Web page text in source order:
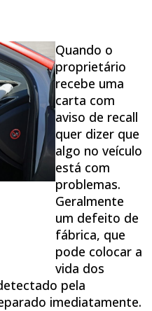
Quando o
proprietário
recebe uma
carta com
aviso de recall
quer dizer que
algo no veículo
está com
problemas.
Geralmente
um defeito de
fábrica, que
pode colocar a
vida dos
pela
imediatamente.